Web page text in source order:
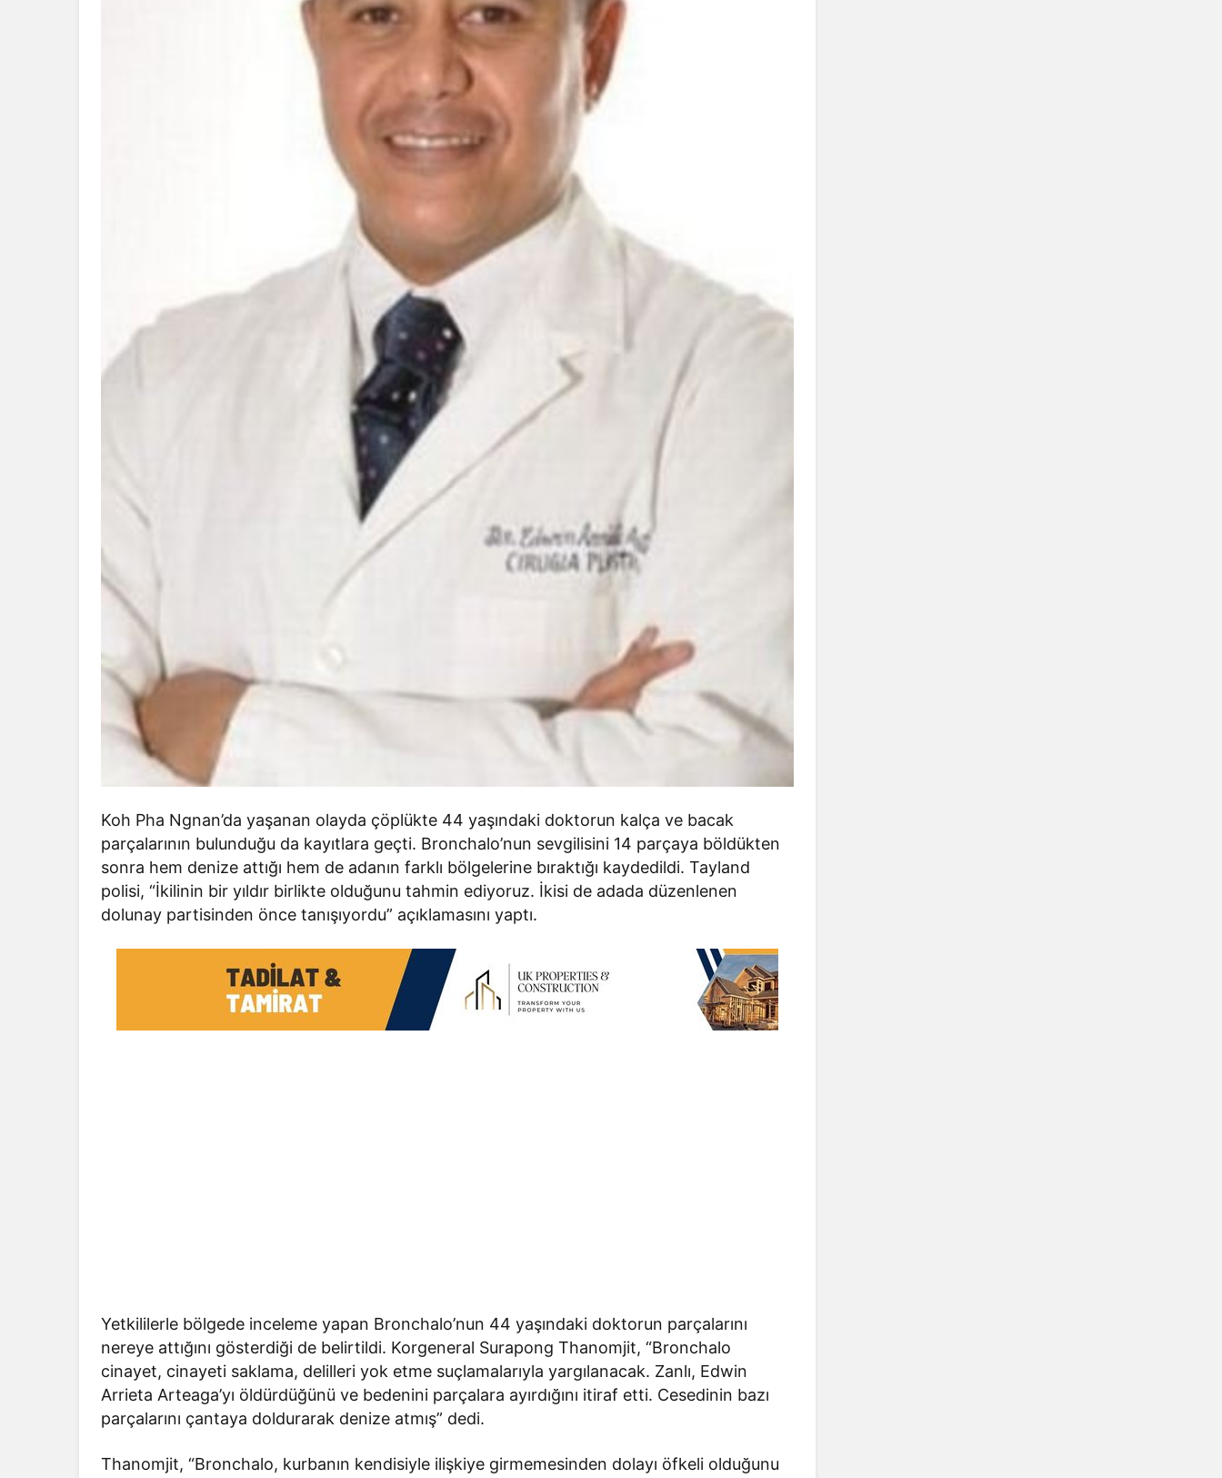
Koh Pha Ngnan’da yaşanan olayda çöplükte 44 yaşındaki doktorun kalça ve bacak
parçalarının bulunduğu da kayıtlara geçti. Bronchalo’nun sevgilisini 14 parçaya böldükten
sonra hem denize attığı hem de adanın farklı bölgelerine bıraktığı kaydedildi. Tayland
polisi, “İkilinin bir yıldır birlikte olduğunu tahmin ediyoruz. İkisi de adada düzenlenen
dolunay partisinden önce tanışıyordu” açıklamasını yaptı.
Yetkililerle bölgede inceleme yapan Bronchalo’nun 44 yaşındaki doktorun parçalarını
nereye attığını gösterdiği de belirtildi. Korgeneral Surapong Thanomjit, “Bronchalo
cinayet, cinayeti saklama, delilleri yok etme suçlamalarıyla yargılanacak. Zanlı, Edwin
Arrieta Arteaga’yı öldürdüğünü ve bedenini parçalara ayırdığını itiraf etti. Cesedinin bazı
parçalarını çantaya doldurarak denize atmış” dedi.
Thanomjit, “Bronchalo, kurbanın kendisiyle ilişkiye girmemesinden dolayı öfkeli olduğunu